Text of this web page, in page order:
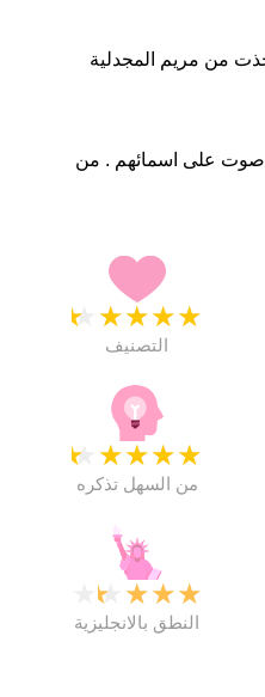
364 الأشخاص بأسم Magdalena صوت على اسمائهم . من
★
★
★
★
★
التصنيف
★
★
★
★
★
من السهل تذكره
★
★
★
★
النطق بالانجليزية